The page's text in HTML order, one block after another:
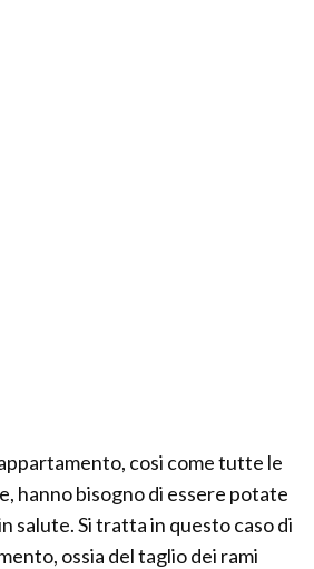
cosi come tutte le
hanno bisogno di essere potate
salute. Si tratta in questo caso di
ossia del taglio dei rami